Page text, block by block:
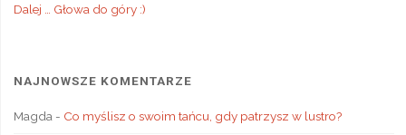
Dalej … Głowa do góry :)
NAJNOWSZE KOMENTARZE
Magda- Co myślisz o swoim tańcu, gdy patrzysz w lustro?